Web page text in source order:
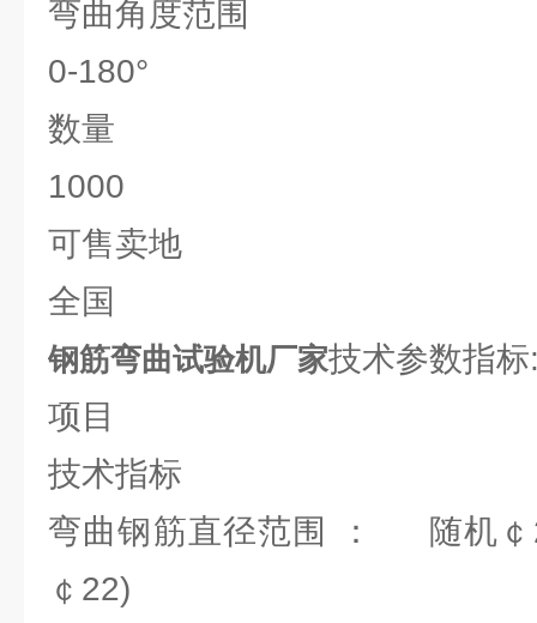
弯曲角度范围
0-180°
数量
1000
可售卖地
全国
钢筋弯曲试验机厂家技术参数指标
项目
技术指标
弯曲钢筋直径范围 ： 随机￠
￠22)